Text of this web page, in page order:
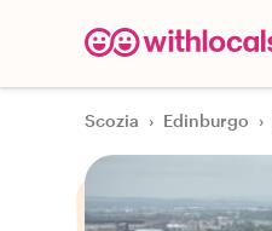
Scozia › Edinburgo ›